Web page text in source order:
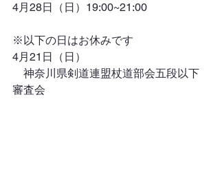
4月28日（日）19:00~21:00
※以下の日はお休みです
4月21日（日）
神奈川県剣道連盟杖道部会五段以下
審査会